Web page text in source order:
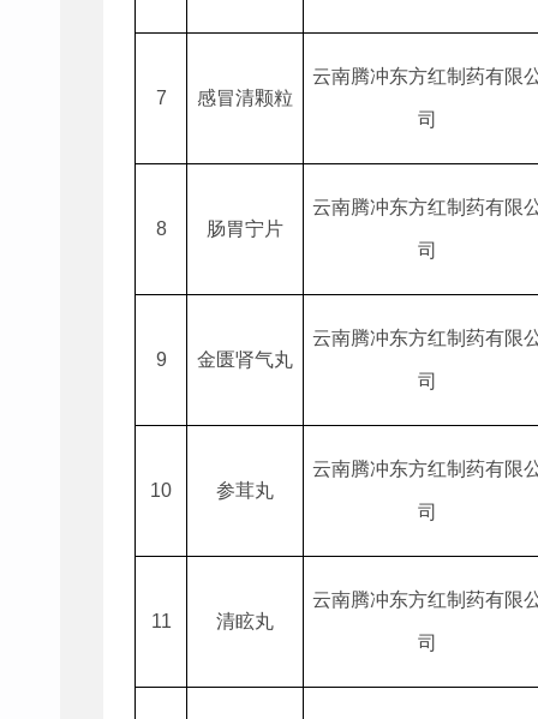
7 感冒清颗粒
云南腾冲东方红制药有限
司
8 肠胃宁片
云南腾冲东方红制药有限
司
9 金匮肾气丸
云南腾冲东方红制药有限
司
10 参茸丸
云南腾冲东方红制药有限
司
11 清眩丸
云南腾冲东方红制药有限
司